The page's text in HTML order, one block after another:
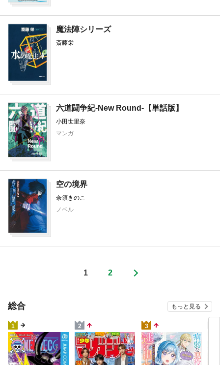
魔法陣シリーズ
斎藤栄
六道闘争紀-New Round-【単話版】
小田世里奈
マンガ
空の境界
奈須きのこ
ノベル
1 2
総合 もっと見る
1 2 3